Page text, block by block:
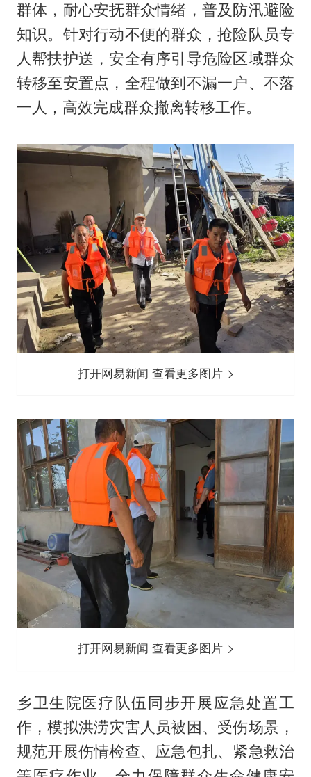
群体，耐心安抚群众情绪，普及防汛避险
知识。针对行动不便的群众，抢险队员专
人帮扶护送，安全有序引导危险区域群众
转移至安置点，全程做到不漏一户、不落
一人，高效完成群众撤离转移工作。
打开网易新闻 查看更多图片
打开网易新闻 查看更多图片
乡卫生院医疗队伍同步开展应急处置工
作，模拟洪涝灾害人员被困、受伤场景，
规范开展伤情检查、应急包扎、紧急救治